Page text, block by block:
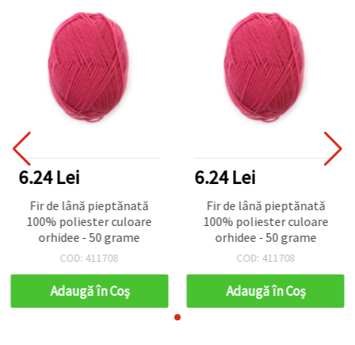
6.24 Lei
Fir de lână pieptănată
100% poliester culoare
orhidee - 50 grame
COD: 411708
Adaugă în Coş
6.24 Lei
Fir de lână pieptănată
100% poliester culoare
orhidee - 50 grame
COD: 411708
Adaugă în Coş